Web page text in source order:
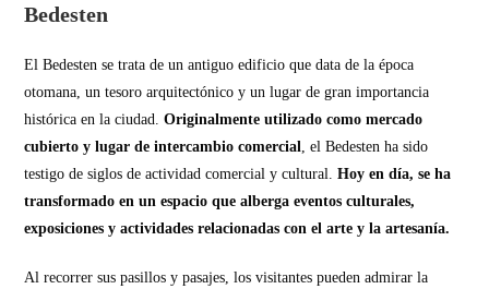
Bedesten
El Bedesten se trata de un antiguo edificio que data de la época
otomana, un tesoro arquitectónico y un lugar de gran importancia
histórica en la ciudad.Originalmente utilizado como mercado
cubierto y lugar de intercambio comercial, el Bedesten ha sido
testigo de siglos de actividad comercial y cultural.Hoy en día, se ha
transformado en un espacio que alberga eventos culturales,
exposiciones y actividades relacionadas con el arte y la artesanía.
Al recorrer sus pasillos y pasajes, los visitantes pueden admirar la